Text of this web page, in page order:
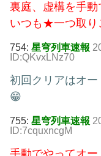
裏庭、虚構を手動
いつも★一つ取り
754: 星穹列車速報
ID:QKvxLNz70
初回クリアはオ
😁
755: 星穹列車速報
ID:7cquxncgM